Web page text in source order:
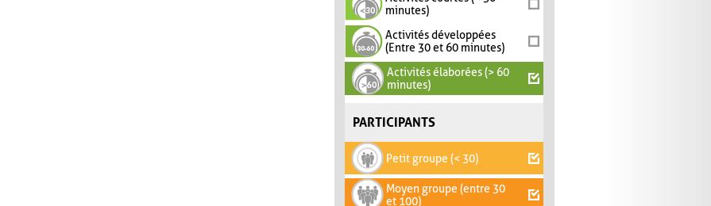
minutes)
Activités développées
(Entre 30 et 60 minutes)
Activités élaborées (> 60
minutes)
PARTICIPANTS
Petit groupe (< 30)
Moyen groupe (entre 30
et 100)